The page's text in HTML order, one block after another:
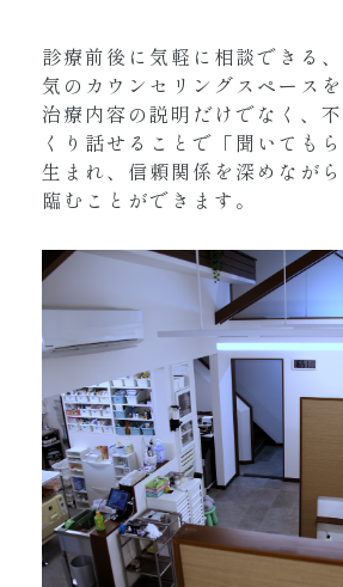
診療前後に気軽に相談できる
気のカウンセリングスペースを
治療内容の説明だけでなく、
くり話せることで「聞いても
生まれ、信頼関係を深めなが
臨むことができます。